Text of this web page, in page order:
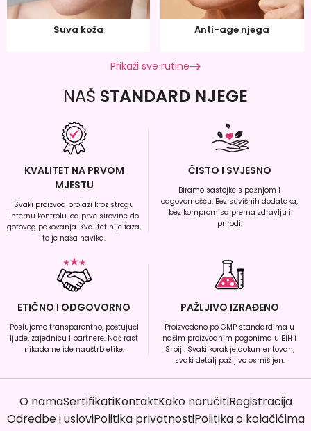
Suva koža Anti-age njega
Prikaži sve rutine
NAŠ STANDARD NJEGE
KVALITET NA PRVOM
MJESTU
Svaki proizvod prolazi kroz strogu
internu kontrolu, od prve sirovine do
gotovog pakovanja. Kvalitet nije faza,
to je naša navika.
ČISTO I SVJESNO
Biramo sastojke s pažnjom i
odgovornošću. Bez suvišnih dodataka,
bez kompromisa prema zdravlju i
prirodi.
ETIČNO I ODGOVORNO
Poslujemo transparentno, poštujući
ljude, zajednicu i partnere. Naš rast
nikada ne ide nauštrb etike.
PAŽLJIVO IZRAĐENO
Proizvedeno po GMP standardima u
našim proizvodnim pogonima u BiH i
Srbiji. Svaki korak je dokumentovan,
svaki detalj pažljivo osmišljen.
O namaSertifikatiKontaktKako naručitiRegistracija
Odredbe i usloviPolitika privatnostiPolitika o kolačićima